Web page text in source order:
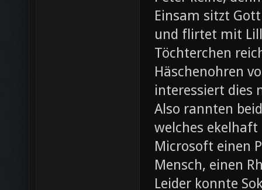
Einsam sitzt
und flirtet mit
Töchterchen
Häschenohren
interessiert dies
Also rannten
welches
Microsoft einen
Mensch, einen
Leider konnte